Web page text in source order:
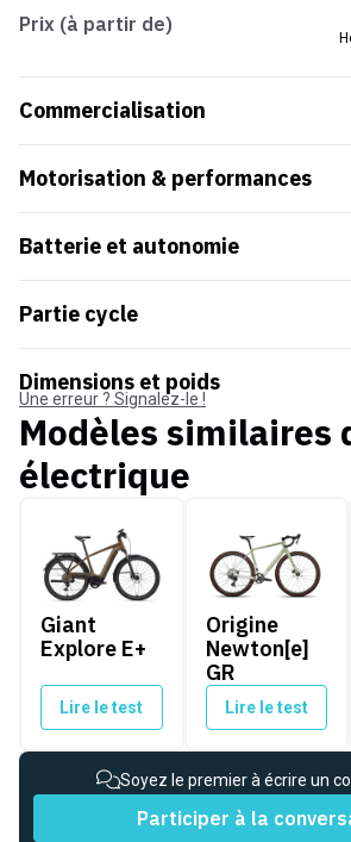
Prix (à partir de)
Commercialisation
Motorisation & performances
Batterie et autonomie
Partie cycle
Dimensions et poids
Une erreur ? Signalez-le !
Modèles similaires
électrique
Giant Explore E+
Giant
Explore E+
Lire le test
Origine Newton[e]
Origine
Newton[e]
GR
Lire le test
Soyez le premier à écrire un
Participer à la